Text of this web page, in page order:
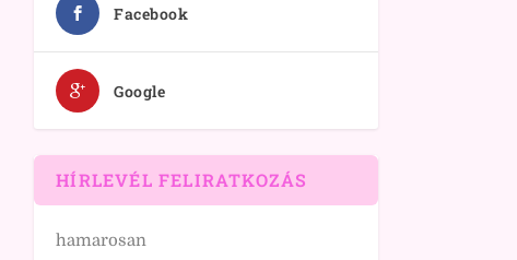
Facebook
Google
HÍRLEVÉL FELIRATKOZÁS
hamarosan